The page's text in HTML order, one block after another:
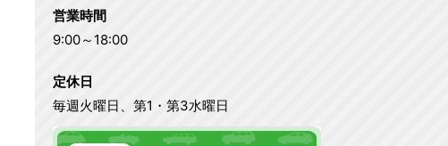
営業時間
9:00～18:00
定休日
毎週火曜日、第1・第3水曜日